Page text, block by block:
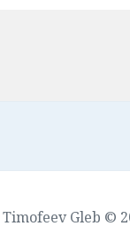
Gleb ©